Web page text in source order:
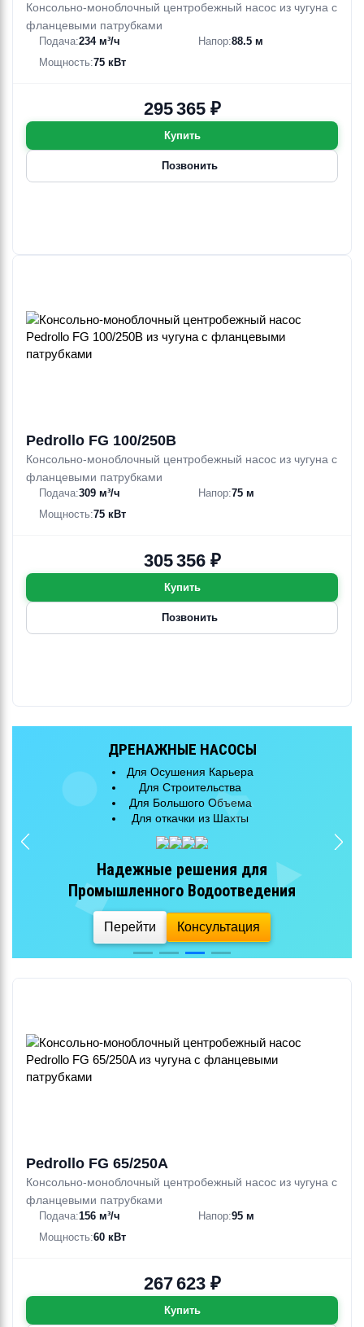
Консольно-моноблочный центробежный насос из чугуна с
фланцевыми патрубками
Подача:234 м³/ч Напор:88.5 м
Мощность:75 кВт
295 365 ₽
Купить
Позвонить
Pedrollo FG 100/250B
Консольно-моноблочный центробежный насос из чугуна с
фланцевыми патрубками
Подача:309 м³/ч Напор:75 м
Мощность:75 кВт
305 356 ₽
Купить
Позвонить
КАНАЛИЗАЦИОННЫЕ НАСОСЫ
Для Очистных Сооружений
Для Городской Канализации
Для Большого Объема
Эффективная перекачка
сточных вод
Перейти Консультация
Pedrollo FG 65/250A
Консольно-моноблочный центробежный насос из чугуна с
фланцевыми патрубками
Подача:156 м³/ч Напор:95 м
Мощность:60 кВт
267 623 ₽
Купить